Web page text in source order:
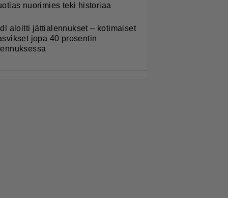
nuorimies teki historiaa
aloitti jättialennukset – kotimaiset
jopa 40 prosentin